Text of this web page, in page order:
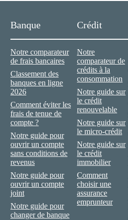
Banque
Notre comparateur
de frais bancaires
Classement des
banques en ligne
2026
Comment éviter les
frais de tenue de
compte ?
Notre guide pour
ouvrir un compte
sans conditions de
revenus
Notre guide pour
ouvrir un compte
joint
Notre guide pour
changer de banque
Crédit
Notre
comparateur de
crédits à la
consommation
Notre guide sur
le crédit
renouvelable
Notre guide sur
le micro-crédit
Notre guide sur
le crédit
immobilier
Comment
choisir une
assurance
emprunteur